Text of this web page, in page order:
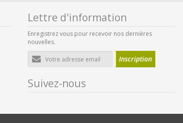
Lettre d'information
Enregistrez vous pour recevoir nos dernières
nouvelles.
Adresse
e-
Inscription
Suivez-nous